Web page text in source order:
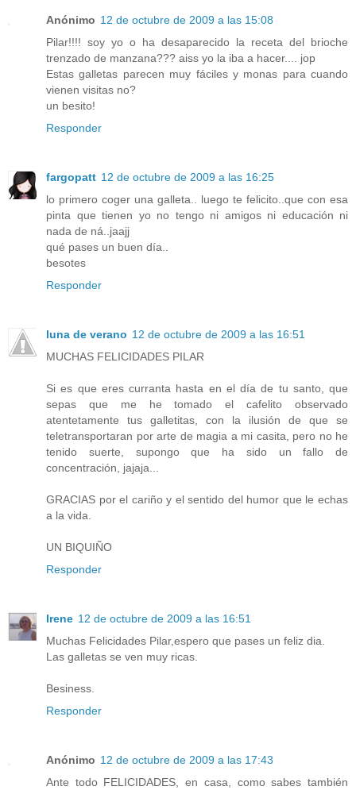
Anónimo 12 de octubre de 2009 a las 15:08
Pilar!!!! soy yo o ha desaparecido la receta del brioche
trenzado de manzana??? aiss yo la iba a hacer.... jop
Estas galletas parecen muy fáciles y monas para cuando
vienen visitas no?
un besito!
Responder
fargopatt 12 de octubre de 2009 a las 16:25
lo primero coger una galleta.. luego te felicito..que con esa
pinta que tienen yo no tengo ni amigos ni educación ni
nada de ná..jaajj
qué pases un buen día..
besotes
Responder
luna de verano 12 de octubre de 2009 a las 16:51
MUCHAS FELICIDADES PILAR
Si es que eres curranta hasta en el día de tu santo, que
sepas que me he tomado el cafelito observado
atentetamente tus galletitas, con la ilusión de que se
teletransportaran por arte de magia a mi casita, pero no he
tenido suerte, supongo que ha sido un fallo de
concentración, jajaja...
GRACIAS por el cariño y el sentido del humor que le echas
a la vida.
UN BIQUIÑO
Responder
Irene 12 de octubre de 2009 a las 16:51
Muchas Felicidades Pilar,espero que pases un feliz dia.
Las galletas se ven muy ricas.
Besiness.
Responder
Anónimo 12 de octubre de 2009 a las 17:43
Ante todo FELICIDADES, en casa, como sabes también